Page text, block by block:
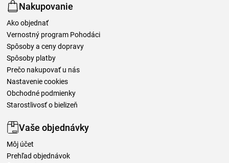
Nakupovanie
Ako objednať
Vernostný program Pohodáci
Spôsoby a ceny dopravy
Spôsoby platby
Prečo nakupovať u nás
Nastavenie cookies
Obchodné podmienky
Starostlivosť o bielizeň
Vaše objednávky
Môj účet
Prehľad objednávok